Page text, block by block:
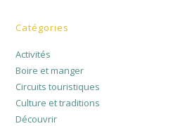
Catégories
Activités
Boire et manger
Circuits touristiques
Culture et traditions
Découvrir